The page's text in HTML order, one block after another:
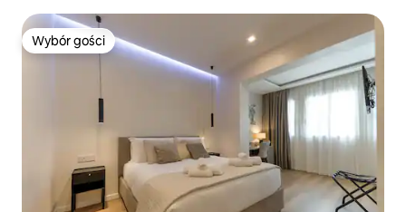
Wybór gości
Wybór gości